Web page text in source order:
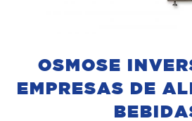
OSMOSE
EMPRESAS DE